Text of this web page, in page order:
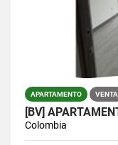
APARTAMENTO VENTA
Colombia